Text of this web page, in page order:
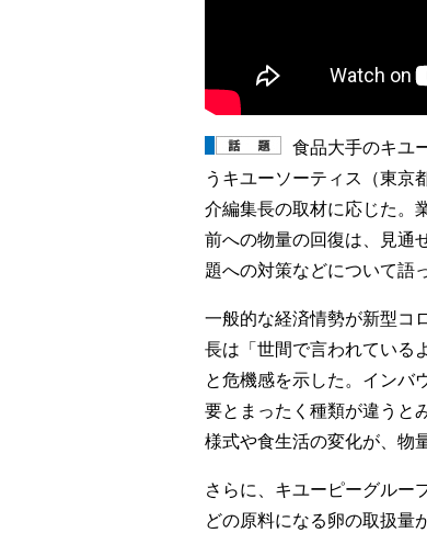
食品大手のキユ
うキユーソーティス（東京
介編集長の取材に応じた。
前への物量の回復は、見通
題への対策などについて語っ
一般的な経済情勢が新型コ
長は「世間で言われている
と危機感を示した。インバ
要とまったく種類が違うと
様式や食生活の変化が、物
さらに、キユーピーグルー
どの原料になる卵の取扱量